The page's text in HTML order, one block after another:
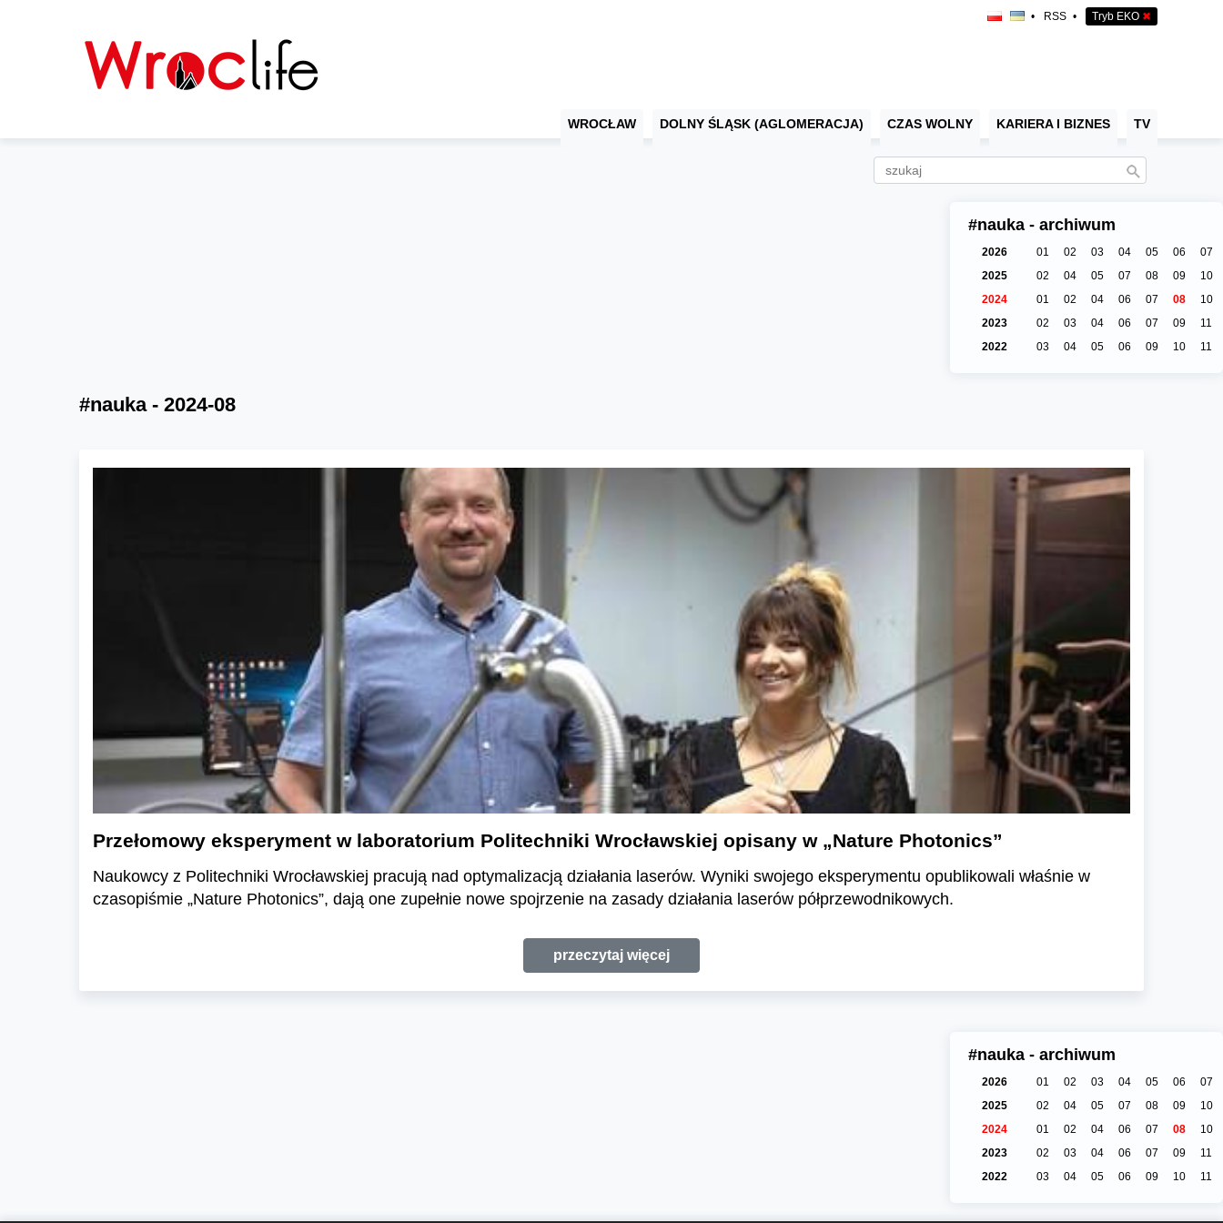
• RSS • Tryb EKO ✖
WROCŁAW DOLNY ŚLĄSK (AGLOMERACJA) CZAS WOLNY KARIERA I BIZNES TV
#nauka - archiwum
2026 01 02 03 04 05 06
07
2025
02 04 05 07 08 09
10
2024
01 02 04 06 07 08
10
2023
02 03 04 06 07 09
11
2022
03 04 05 06 09 10 11
#nauka - 2024-08
Przełomowy eksperyment w laboratorium Politechniki Wrocławskiej opisany w „Nature Photonics”
Naukowcy z Politechniki Wrocławskiej pracują nad optymalizacją działania laserów. Wyniki swojego eksperymentu opublikowali właśnie w
czasopiśmie „Nature Photonics”, dają one zupełnie nowe spojrzenie na zasady działania laserów półprzewodnikowych.
przeczytaj więcej
#nauka - archiwum
2026 01 02 03 04 05 06
07
2025
02 04 05 07 08 09
10
2024
01 02 04 06 07 08
10
2023
02 03 04 06 07 09
11
2022
03 04 05 06 09 10 11